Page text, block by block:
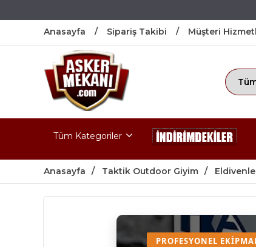
Anasayfa Sipariş Takibi Müşteri
Tüm Kategoriler
Anasayfa Taktik Outdoor Giyim
PROFESYONEL